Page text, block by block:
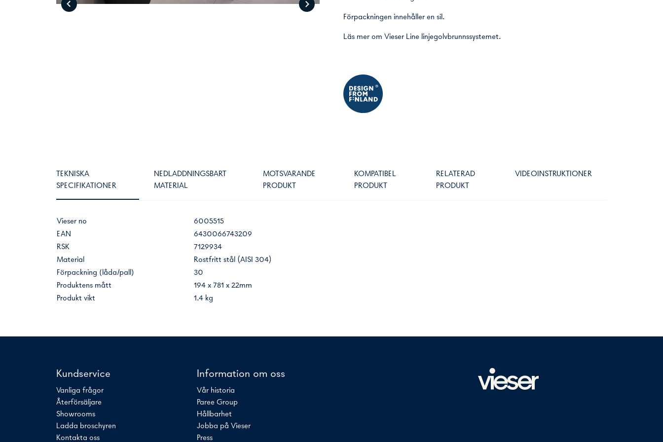
Förpackningen innehåller en sil.
Läs mer om Vieser Line linjegolvbrunnssystemet.
TEKNISKA
SPECIFIKATIONER
NEDLADDNINGSBART
MATERIAL
MOTSVARANDE
PRODUKT
KOMPATIBEL
PRODUKT
RELATERAD
PRODUKT
VIDEOINSTRUKTIONER
Vieser no
6005515
EAN
6430066743209
RSK
7129934
Material
Rostfritt stål (AISI 304)
Förpackning (låda/pall)
30
Produktens mått
194 x 781 x 22mm
Produkt vikt
1.4 kg
Kundservice
Vanliga frågor
Återförsäljare
Showrooms
Ladda broschyren
Kontakta oss
Information om oss
Vår historia
Paree Group
Hållbarhet
Jobba på Vieser
Press